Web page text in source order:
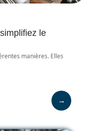
le
manières. Elles